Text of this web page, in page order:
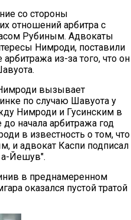
со стороны
отношений арбитра с
Рубиным. Адвокаты
Нимроди, поставили
из-за того, что он
вызывает
по случаю Шавуота у
Нимроди и Гусинским в
начала арбитража год
в известность о том, что
и адвокат Каспи подписал
а-Йешув".
в преднамеренном
оказался пустой тратой